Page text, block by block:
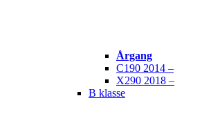
Årgang
C190 2014 –
X290 2018 –
B klasse